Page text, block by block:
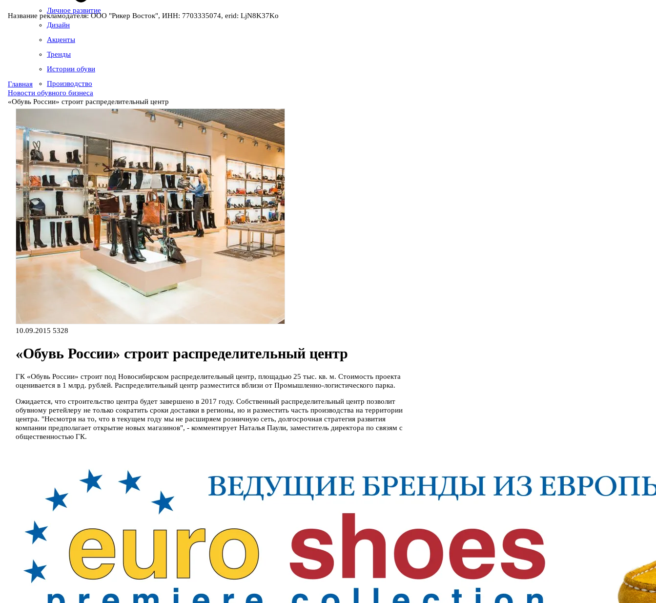
Личное развитие
Дизайн
Акценты
Тренды
Истории обуви
Производство
Название рекламодателя: ООО "Рикер Восток", ИНН: 7703335074, erid: LjN8K37Ko
Главная
Новости обувного бизнеса
«Обувь России» строит распределительный центр
10.09.2015 5328
«Обувь России» строит распределительный центр
ГК «Обувь России» строит под Новосибирском распределительный центр, площадью 25 тыс. кв. м. Стоимость проекта
оценивается в 1 млрд. рублей. Распределительный центр разместится вблизи от Промышленно-логистического парка.
Ожидается, что строительство центра будет завершено в 2017 году. Собственный распределительный центр позволит
обувному ретейлеру не только сократить сроки доставки в регионы, но и разместить часть производства на территории
центра. "Несмотря на то, что в текущем году мы не расширяем розничную сеть, долгосрочная стратегия развития
компании предполагает открытие новых магазинов", - комментирует Наталья Паули, заместитель директора по связям с
общественностью ГК.